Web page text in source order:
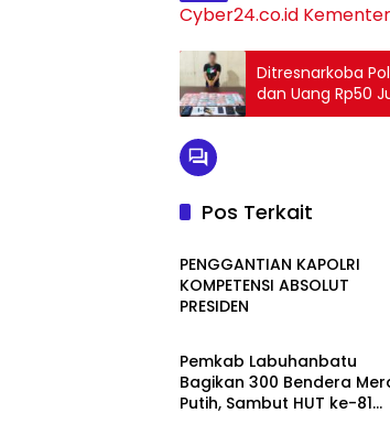
Cyber24.co.id
Ditresnarkoba
dan Uang Rp50
Pos Terkait
Berita
PENGGANTIAN KAPOLRI
KOMPETENSI ABSOLUT
PRESIDEN
Berita
Pemkab Labuhanbatu
Bagikan 300 Bendera
Putih, Sambut HUT ke-81
Berita